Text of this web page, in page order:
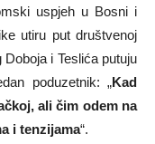
uspjeh u Bosni i
utiru put društvenoj
i Teslića putuju
poduzetnik: „Kad
ali čim odem na
i tenzijama“.